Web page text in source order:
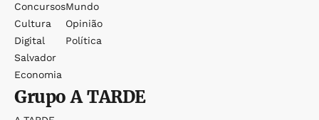
Concursos
Cultura
Digital
Salvador
Economia
Mundo
Opinião
Política
GrupoA TARDE